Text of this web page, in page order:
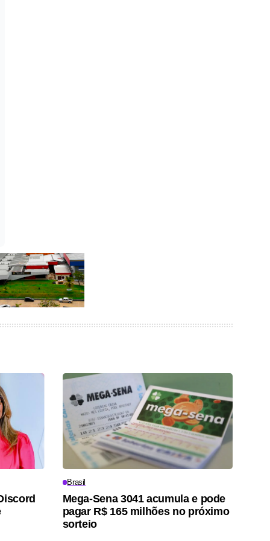
Brasil
Mega-Sena 3041 acumula e pode
pagar R$ 165 milhões no próximo
sorteio